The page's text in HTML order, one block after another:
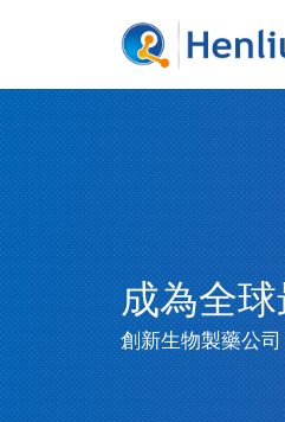
成為全
創新生物製藥公司